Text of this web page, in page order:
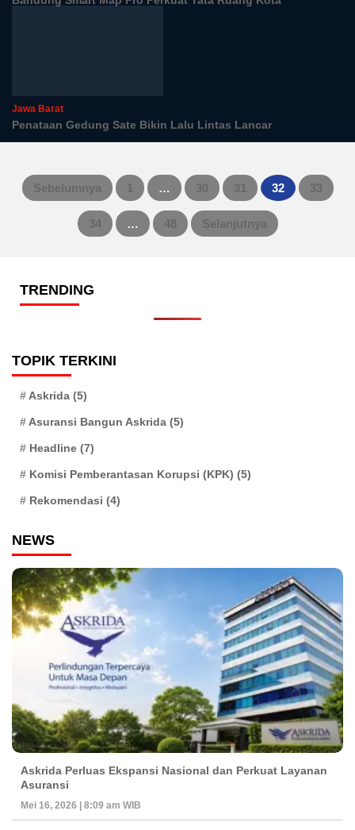
Jawa Barat
Penataan Gedung Sate Bikin Lalu Lintas Lancar
Paginasi
Sebelumnya 1 … 30 31 32 33
34 … 48 Selanjutnya
TRENDING
TOPIK TERKINI
Askrida (5)
Asuransi Bangun Askrida (5)
Headline (7)
Komisi Pemberantasan Korupsi (KPK) (5)
Rekomendasi (4)
NEWS
Askrida Perluas Ekspansi Nasional dan Perkuat Layanan
Asuransi
Mei 16, 2026 | 8:09 am WIB